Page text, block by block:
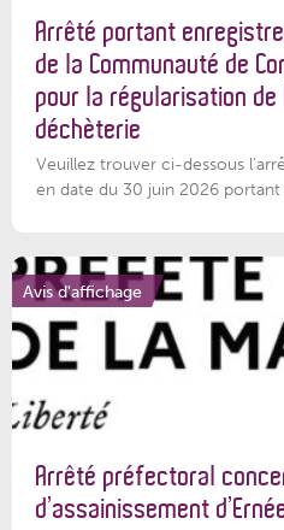
Arrêté portant
de la Communauté de
pour la régularisation de
déchèterie
Veuillez trouver ci-dessous
en date du 30 juin 2026
Avis d'affichage
Arrêté préfectoral
d’assainissement